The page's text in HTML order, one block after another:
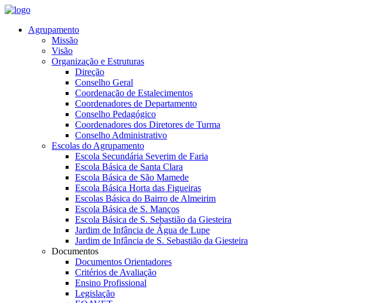
Agrupamento
Missão
Visão
Organização e Estruturas
Direção
Conselho Geral
Coordenação de Estalecimentos
Coordenadores de Departamento
Conselho Pedagógico
Coordenadores dos Diretores de Turma
Conselho Administrativo
Escolas do Agrupamento
Escola Secundária Severim de Faria
Escola Básica de Santa Clara
Escola Básica de São Mamede
Escola Básica Horta das Figueiras
Escolas Básica do Bairro de Almeirim
Escola Básica de S. Manços
Escola Básica de S. Sebastião da Giesteira
Jardim de Infância de Água de Lupe
Jardim de Infância de S. Sebastião da Giesteira
Documentos
Documentos Orientadores
Critérios de Avaliação
Ensino Profissional
Legislação